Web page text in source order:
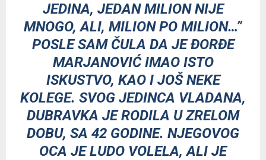
JEDINA, JEDAN MILION NIJE
MNOGO, ALI, MILION PO MILION…”
POSLE SAM ČULA DA JE ĐORĐE
MARJANOVIĆ IMAO ISTO
ISKUSTVO, KAO I JOŠ NEKE
KOLEGE. SVOG JEDINCA VLADANA,
DUBRAVKA JE RODILA U ZRELOM
DOBU, SA 42 GODINE. NJEGOVOG
OCA JE LUDO VOLELA, ALI JE